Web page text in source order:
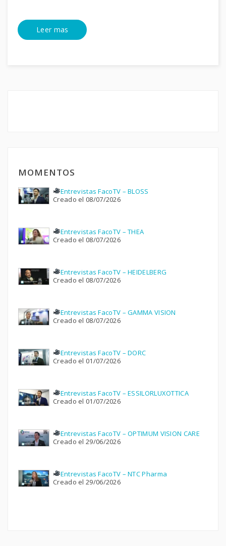
Leer mas
MOMENTOS
Entrevistas FacoTV – BLOSS
Creado el 08/07/2026
Entrevistas FacoTV – THEA
Creado el 08/07/2026
Entrevistas FacoTV – HEIDELBERG
Creado el 08/07/2026
Entrevistas FacoTV – GAMMA VISION
Creado el 08/07/2026
Entrevistas FacoTV – DORC
Creado el 01/07/2026
Entrevistas FacoTV – ESSILORLUXOTTICA
Creado el 01/07/2026
Entrevistas FacoTV – OPTIMUM VISION CARE
Creado el 29/06/2026
Entrevistas FacoTV – NTC Pharma
Creado el 29/06/2026